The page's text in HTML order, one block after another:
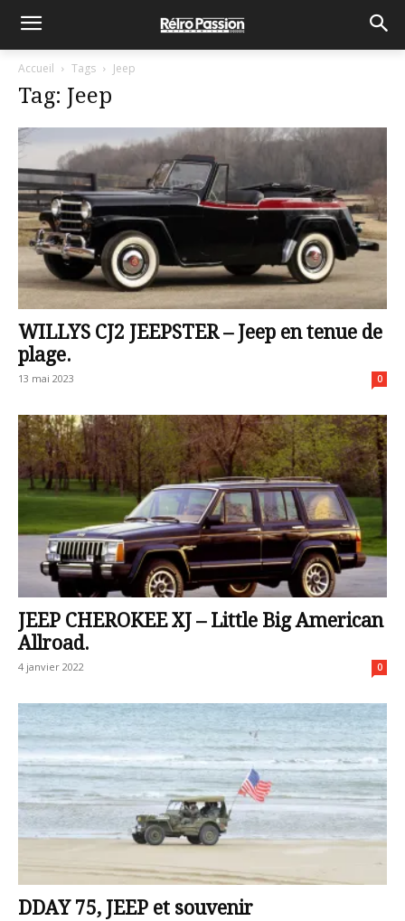
Accueil Tags Jeep
Tag: Jeep
WILLYS CJ2 JEEPSTER – Jeep en tenue de
plage.
13 mai 2023 0
JEEP CHEROKEE XJ – Little Big American
Allroad.
4 janvier 2022 0
DDAY 75, JEEP et souvenir